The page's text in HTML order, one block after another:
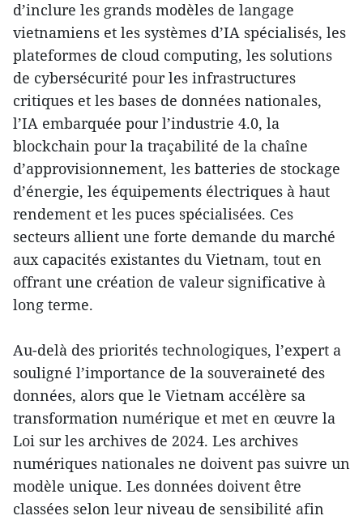
d’inclure les grands modèles de langage
vietnamiens et les systèmes d’IA spécialisés, les
plateformes de cloud computing, les solutions
de cybersécurité pour les infrastructures
critiques et les bases de données nationales,
l’IA embarquée pour l’industrie 4.0, la
blockchain pour la traçabilité de la chaîne
d’approvisionnement, les batteries de stockage
d’énergie, les équipements électriques à haut
rendement et les puces spécialisées. Ces
secteurs allient une forte demande du marché
aux capacités existantes du Vietnam, tout en
offrant une création de valeur significative à
long terme.
Au-delà des priorités technologiques, l’expert a
souligné l’importance de la souveraineté des
données, alors que le Vietnam accélère sa
transformation numérique et met en œuvre la
Loi sur les archives de 2024. Les archives
numériques nationales ne doivent pas suivre un
modèle unique. Les données doivent être
classées selon leur niveau de sensibilité afin